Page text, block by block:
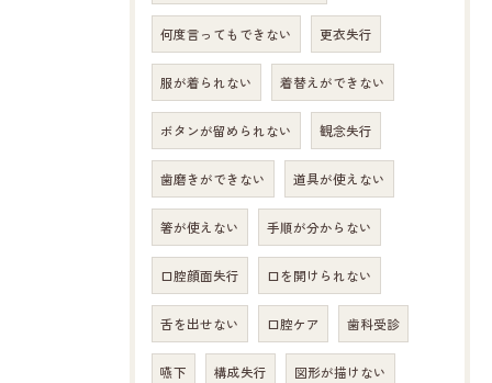
何度言ってもできない 更衣失行
服が着られない 着替えができない
ボタンが留められない 観念失行
歯磨きができない 道具が使えない
箸が使えない 手順が分からない
口腔顔面失行 口を開けられない
舌を出せない 口腔ケア 歯科受診
嚥下 構成失行 図形が描けない